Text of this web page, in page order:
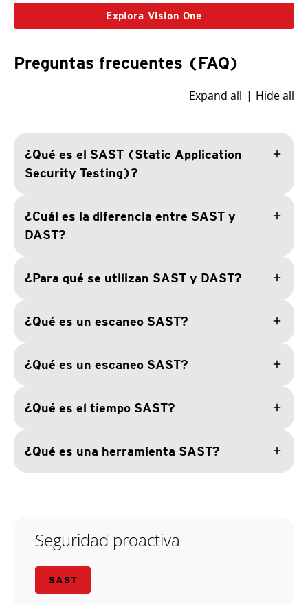
Explora Vision One
Preguntas frecuentes (FAQ)
Expand all Hide all
¿Qué es el SAST (Static Application
Security Testing)?
add
¿Cuál es la diferencia entre SAST y
DAST?
add
¿Para qué se utilizan SAST y DAST? add
¿Qué es un escaneo SAST? add
¿Qué es un escaneo SAST? add
¿Qué es el tiempo SAST? add
¿Qué es una herramienta SAST? add
Seguridad proactiva
SAST